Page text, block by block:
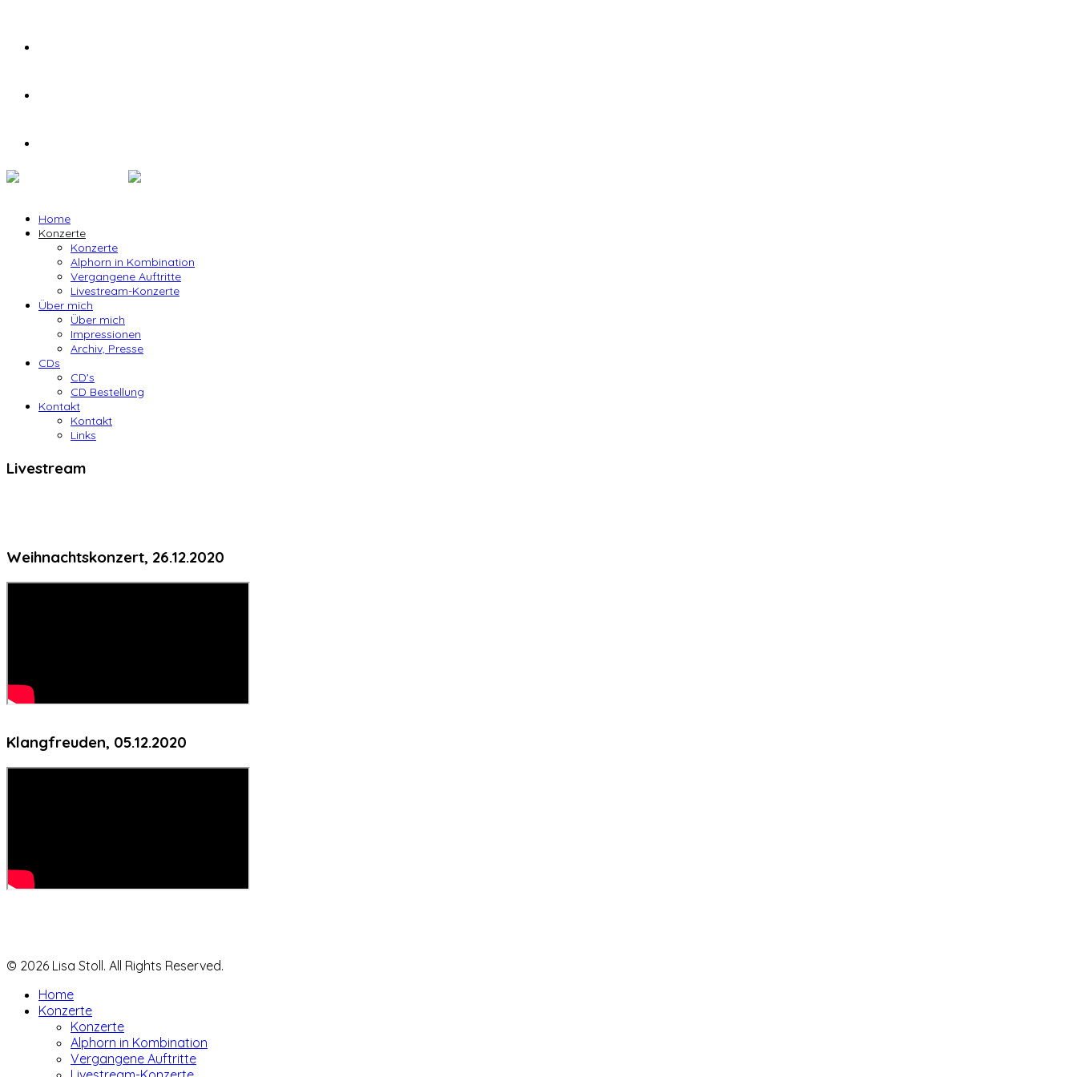
Home
Konzerte
Konzerte
Alphorn in Kombination
Vergangene Auftritte
Livestream-Konzerte
Über mich
Über mich
Impressionen
Archiv, Presse
CDs
CD's
CD Bestellung
Kontakt
Kontakt
Links
Livestream
Weihnachtskonzert, 26.12.2020
Klangfreuden, 05.12.2020
© 2026 Lisa Stoll. All Rights Reserved.
Home
Konzerte
Konzerte
Alphorn in Kombination
Vergangene Auftritte